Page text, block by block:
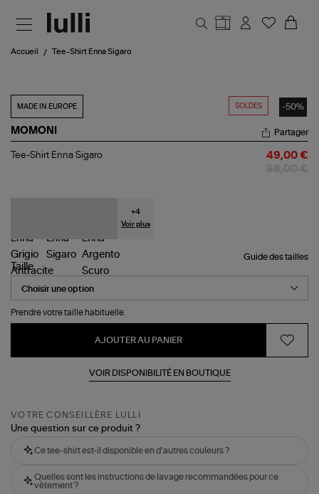
Accueil Tee-Shirt Enna Sigaro
SOLDES -50%
MADE IN EUROPE
MOMONI
Tee-
Partager
Tee-Shirt Enna Sigaro 49,00 €
+4
Voir plus
Guide des tailles
Taille
Prendre votre taille habituelle.
AJOUTER AU PANIER
VOIR DISPONIBILITÉ EN BOUTIQUE
VOTRE CONSEILLÈRE LULLI
Une question sur ce produit ?
Ce tee-shirt est-il disponible en d'autres couleurs ?
Quelles sont les instructions de lavage recommandées pour ce
vêtement ?